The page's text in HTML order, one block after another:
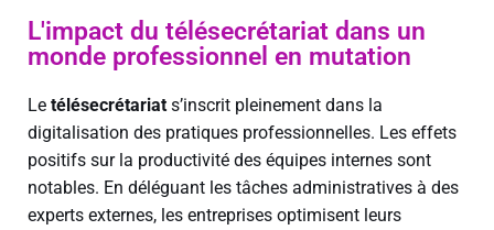
L'impact du télésecrétariat dans un
monde professionnel en mutation
Le télésecrétariat s’inscrit pleinement dans la
digitalisation des pratiques professionnelles. Les effets
positifs sur la productivité des équipes internes sont
notables. En déléguant les tâches administratives à des
experts externes, les entreprises optimisent leurs